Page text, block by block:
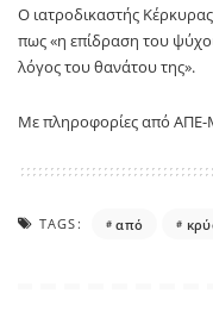
Ο ιατροδικαστής
πως «η επίδραση του
λόγος του θανάτου της».
Με πληροφορίες από
TAGS: από